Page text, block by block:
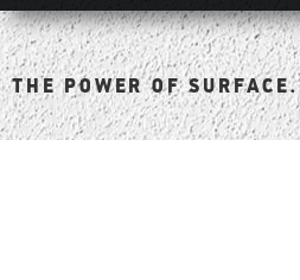
THE POWER OF SURFACE.